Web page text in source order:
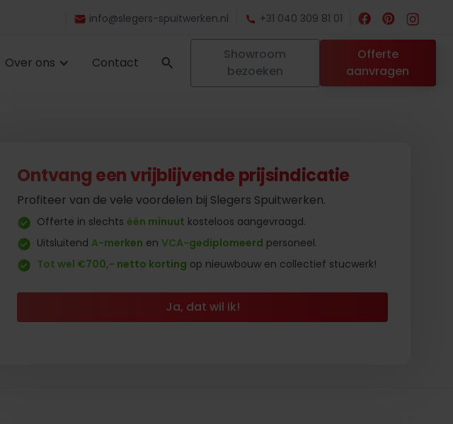
info@slegers-spuitwerken.nl +31 040 309 81 01
Over ons Contact
Showroom
bezoeken
Offerte
aanvragen
Ontvang een vrijblijvende prijsindicatie
Profiteer van de vele voordelen bij Slegers Spuitwerken.
Offerte in slechts één minuut kosteloos aangevraagd.
Uitsluitend A-merken en VCA-gediplomeerd personeel.
Tot wel €700,- netto korting op nieuwbouw en collectief stucwerk!
Ja, dat wil ik!